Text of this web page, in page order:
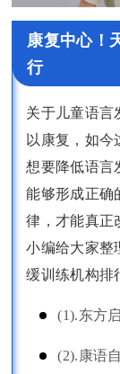
康复中心！
行
关于儿童语言
以康复，如今
想要降低语言
能够形成正确
律，才能真正
小编给大家整
缓训练机构排
(1).东方
(2).康语